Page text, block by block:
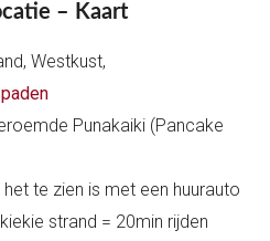
– Kaart
Westkust,
Punakaiki (Pancake
te zien is met een huurauto
strand = 20min rijden